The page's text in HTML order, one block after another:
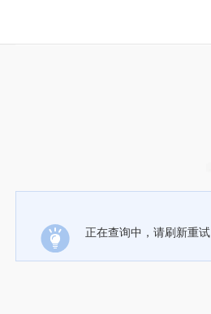
正在查询中，请刷新重试